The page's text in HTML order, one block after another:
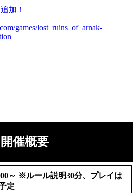
加！
games/lost_ruins_of_arnak-
開催概要
～ ※ルール説明30分、プレイは
定